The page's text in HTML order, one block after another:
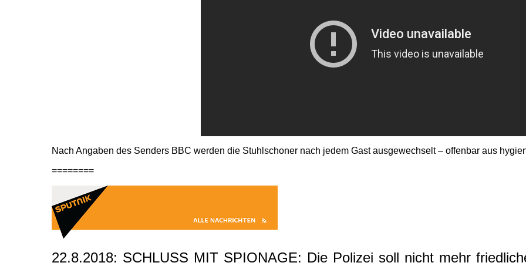
Nach Angaben des Senders BBC werden die Stuhlschoner nach jedem Gast ausgewechselt – offenbar aus
========
22.8.2018: SCHLUSS MIT SPIONAGE: Die Polizei soll nicht mehr